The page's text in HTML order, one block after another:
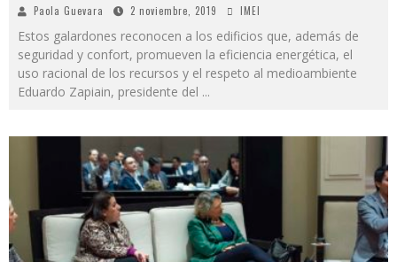
Paola Guevara 2 noviembre, 2019 IMEI
Estos galardones reconocen a los edificios que, además de
seguridad y confort, promueven la eficiencia energética, el
uso racional de los recursos y el respeto al medioambiente
Eduardo Zapiain, presidente del ...